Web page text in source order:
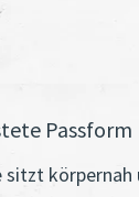
Passform
sitzt